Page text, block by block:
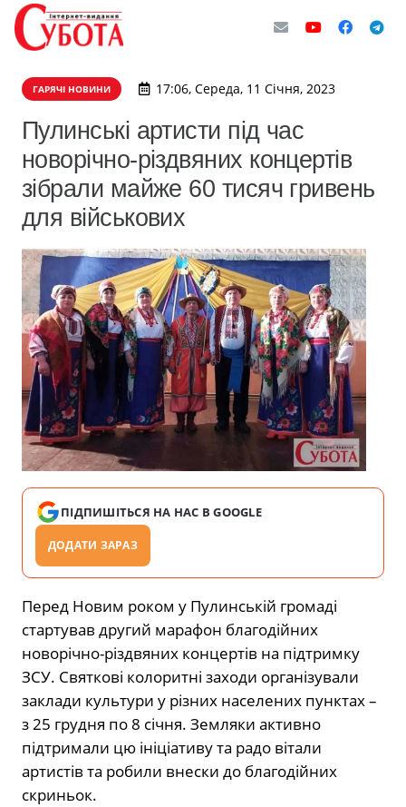
ГАРЯЧІ НОВИНИ 17:06, Середа, 11 Січня, 2023
Пулинські артисти під час
новорічно-різдвяних концертів
зібрали майже 60 тисяч гривень
для військових
ПІДПИШІТЬСЯ НА НАС В GOOGLE
ДОДАТИ ЗАРАЗ
Перед Новим роком у Пулинській громаді
стартував другий марафон благодійних
новорічно-різдвяних концертів на підтримку
ЗСУ. Святкові колоритні заходи організували
заклади культури у різних населених пунктах –
з 25 грудня по 8 січня. Земляки активно
підтримали цю ініціативу та радо вітали
артистів та робили внески до благодійних
скриньок.